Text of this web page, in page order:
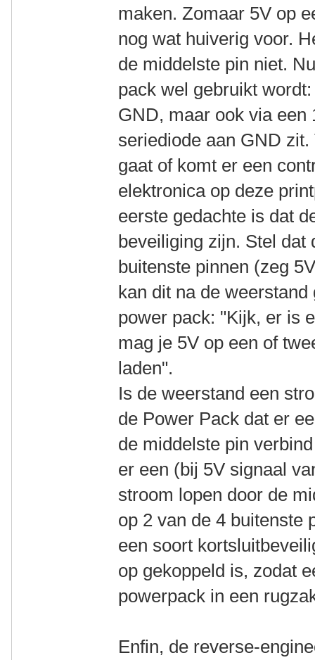
maken. Zomaar 5V op
nog wat huiverig voor.
de middelste pin niet.
pack wel gebruikt
GND, maar ook via een
seriediode aan GND
gaat of komt er een
elektronica op deze
eerste gedachte is dat
beveiliging zijn. Stel dat
buitenste pinnen (zeg
kan dit na de
power pack: "Kijk, er is
mag je 5V op een of
laden".
Is de weerstand een
de Power Pack dat er
de middelste pin
er een (bij 5V signaal
stroom lopen door de
op 2 van de 4 buitenste
een soort
op gekoppeld is, zodat
powerpack in een
Enfin, de reverse-